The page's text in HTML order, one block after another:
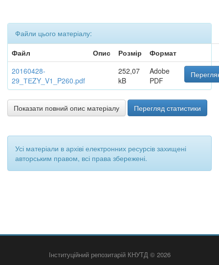
Файли цього матеріалу:
Файл
Опис Розмір
Формат
20160428-
29_ТЕZY_V1_P260.pdf
252,07
kB
Adobe
PDF
Показати повний опис матеріалу Перегляд статистики
Усі матеріали в архіві електронних ресурсів захищені
авторським правом, всі права збережені.
Інституційний репозитарій КНУТД © 2026